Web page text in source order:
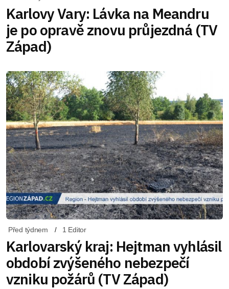
Karlovy Vary: Lávka na Meandru
je po opravě znovu průjezdná (TV
Západ)
Před týdnem 1 Editor
Karlovarský kraj: Hejtman vyhlásil
období zvýšeného nebezpečí
vzniku požárů (TV Západ)